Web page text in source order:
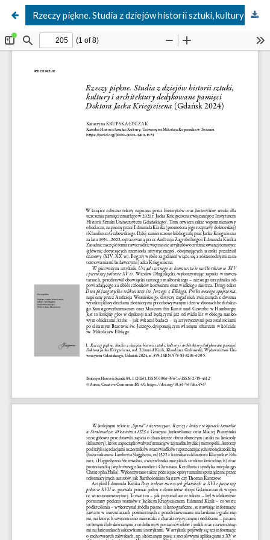
Rzeczy piękne. Studia z dziejów historii sztuki, kultury i architektury dedykowane pamięci Doktora Jacka Kriegseisena (Gdańsk 2024)